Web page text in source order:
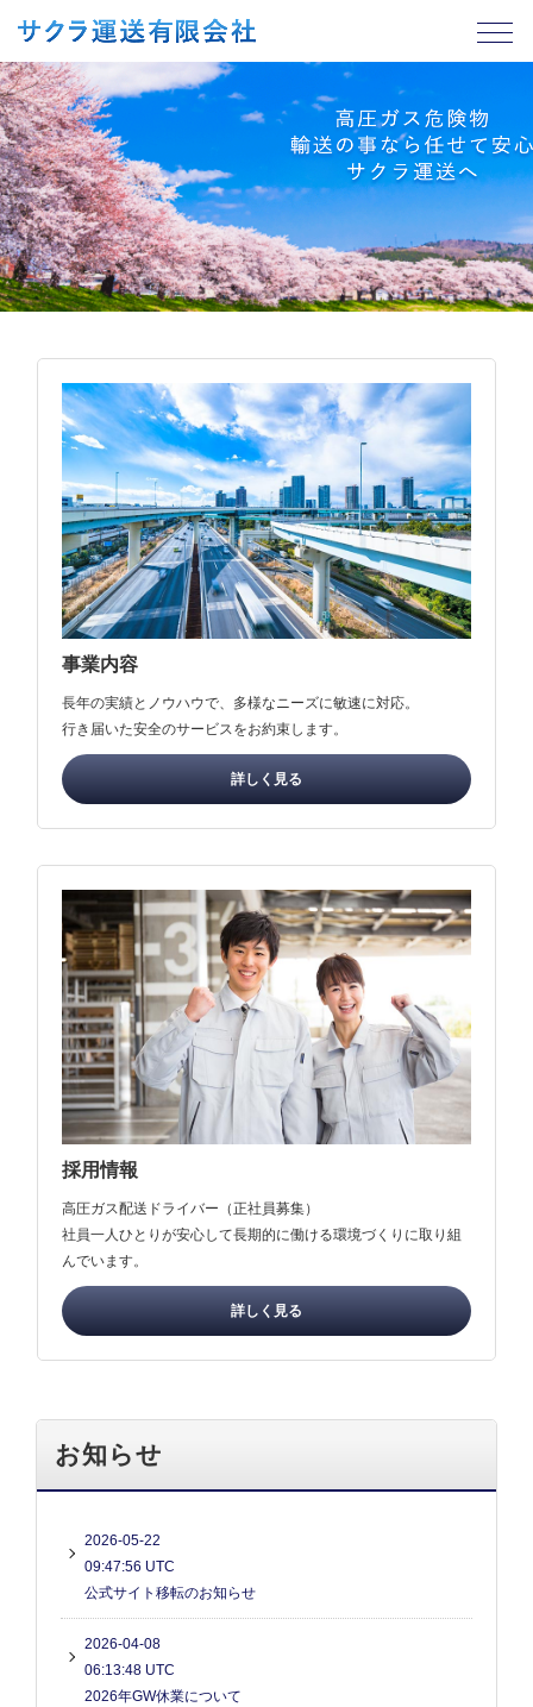
事業内容
長年の実績とノウハウで、多様なニーズに敏速に対応。
行き届いた安全のサービスをお約束します。
詳しく見る
採用情報
高圧ガス配送ドライバー（正社員募集）
社員一人ひとりが安心して長期的に働ける環境づくりに取り組
んでいます。
詳しく見る
お知らせ
2026-05-22
09:47:56 UTC
公式サイト移転のお知らせ
2026-04-08
06:13:48 UTC
2026年GW休業について